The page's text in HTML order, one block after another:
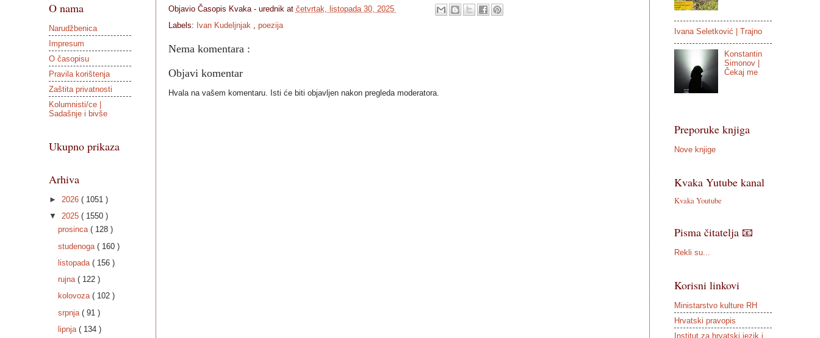
Objavio Časopis Kvaka - urednik at četvrtak, listopada 30, 2025
Labels: Ivan Kudeljnjak , poezija
Nema komentara :
Objavi komentar
Hvala na vašem komentaru. Isti će biti objavljen nakon pregleda moderatora.
O nama
Narudžbenica
Impresum
O časopisu
Pravila korištenja
Zaštita privatnosti
Kolumnisti/ce |
Sadašnje i bivše
Ukupno prikaza
Arhiva
► 2026 ( 1051 )
▼ 2025 ( 1550 )
prosinca ( 128 )
studenoga ( 160 )
listopada ( 156 )
rujna ( 122 )
kolovoza ( 102 )
srpnja ( 91 )
lipnja ( 134 )
Ivana Seletković | Trajno
Konstantin
Simonov |
Čekaj me
Preporuke knjiga
Nove knjige
Kvaka Yutube kanal
Kvaka Youtube
Pisma čitatelja 📧
Rekli su...
Korisni linkovi
Ministarstvo kulture RH
Hrvatski pravopis
Institut za hrvatski jezik i